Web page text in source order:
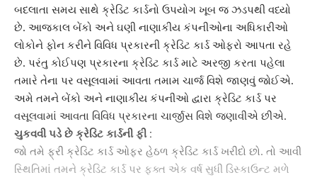
બદલાતા સમય સાથે ક્રેડિટ કાર્ડનો ઉપયોગ ખૂબ જ ઝડપથી વધ્યો
છે. આજકાલ બેંકો અને ઘણી નાણાકીય કંપનીઓના અધિકારીઓ
લોકોને ફોન કરીને વિવિધ પ્રકારની ક્રેડિટ કાર્ડઓફરો આપતા રહે
છે. પરંતુ કોઈપણ પ્રકારના ક્રેડિટ કાર્ડમાટે અરજી કરતા પહેલા
તમારે તેના પર વસૂલવામાં આવતા તમામ ચાર્જ વિશે જાણવું જોઈએ.
અમે તમને બેંકો અને નાણાકીય કંપનીઓ દ્વારા ક્રેડિટ કાર્ડ પર
વસૂલવામાં આવતા વિવિધ પ્રકારના ચાર્જીસ વિશે જણાવીએ છીએ.
ચુકવવી પડે છે ક્રેડિટ કાર્ડની ફી :
જો તમે ફ્રી ક્રેડિટ કાર્ડઓફર હેઠળ ક્રેડિટ કાર્ડ ખરીદો છો. તો આવી
સ્થિતિમાં તમને ક્રેડિટ કાર્ડ પર ફક્ત એક વર્ષ સુધી ડિસ્કાઉન્ટ મળે